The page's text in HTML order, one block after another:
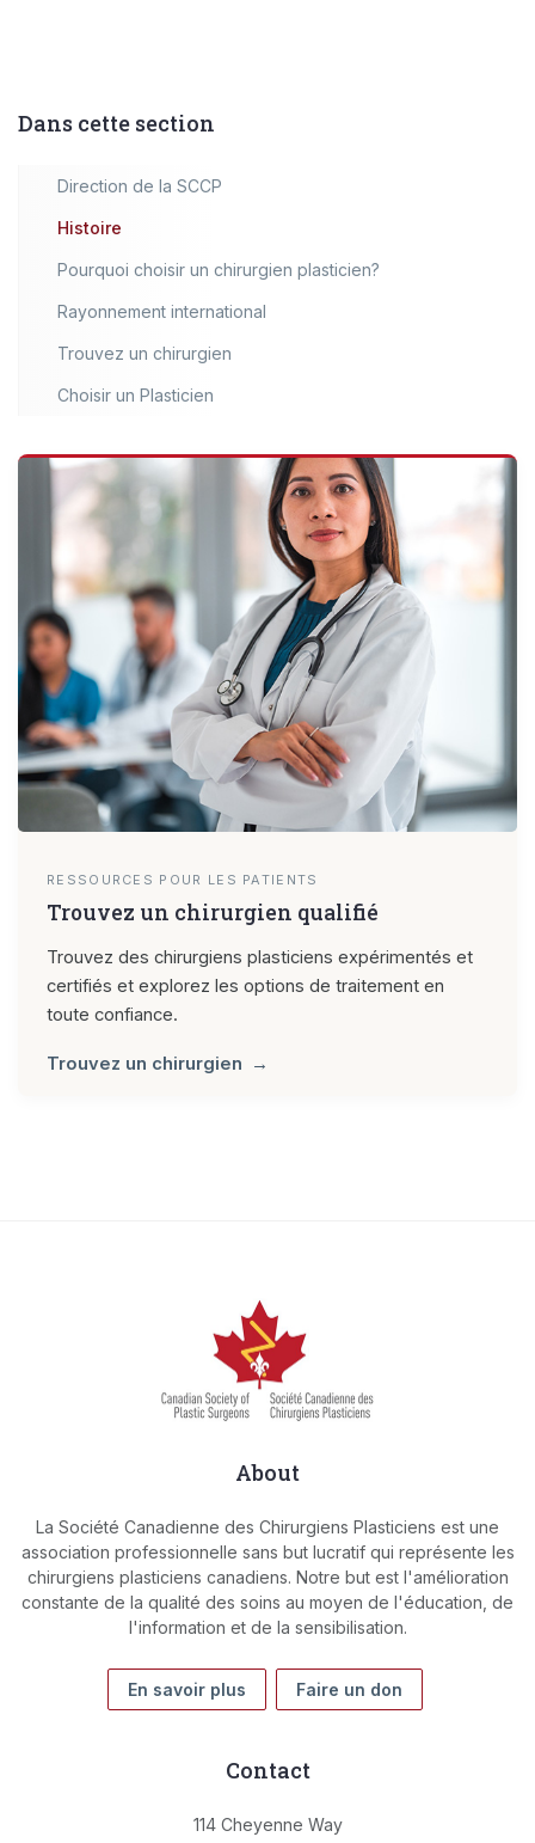
Dans cette section
Direction de la SCCP
Histoire
Pourquoi choisir un chirurgien plasticien?
Rayonnement international
Trouvez un chirurgien
Choisir un Plasticien
RESSOURCES POUR LES PATIENTS
Trouvez un chirurgien qualifié
Trouvez des chirurgiens plasticiens expérimentés et
certifiés et explorez les options de traitement en
toute confiance.
Trouvez un chirurgien
About
La Société Canadienne des Chirurgiens Plasticiens est une
association professionnelle sans but lucratif qui représente les
chirurgiens plasticiens canadiens. Notre but est l'amélioration
constante de la qualité des soins au moyen de l'éducation, de
l'information et de la sensibilisation.
En savoir plus Faire un don
Contact
114 Cheyenne Way